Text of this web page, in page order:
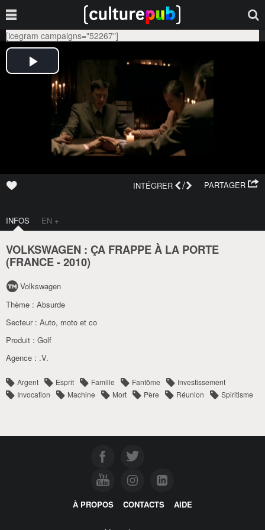
[icegram campaigns="52267"]
PARTAGER
INTÉGRER /
INFOS EN +
VOLKSWAGEN : ÇA FRAPPE À LA PORTE
(FRANCE-2010)
Volkswagen
Thème : Absurde
Secteur : Auto, moto et co
Produit : Golf
Agence : .V.
Argent Esprit Famille Fantôme
Investissement
Invocation
Machine Mort Père Réunion Spiritisme
À PROPOS CONTACTS AIDE